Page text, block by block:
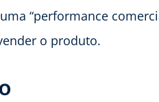
“performance
o produto.